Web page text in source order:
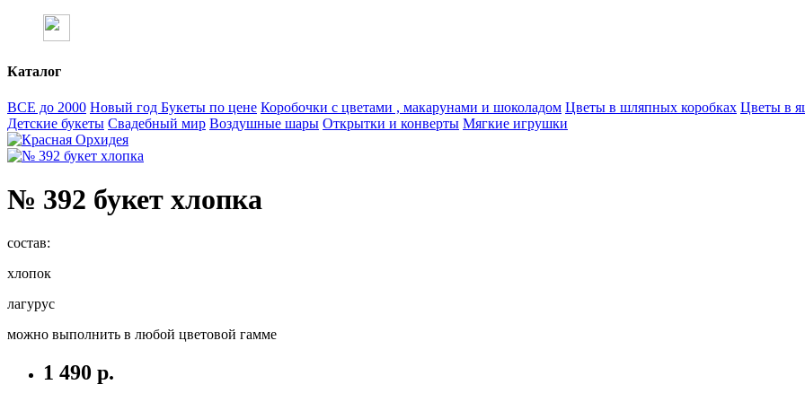
Каталог
ВСЕ до 2000 Новый год Букеты по цене Коробочки с цветами , макарунами и шоколадом Цветы в шляпных коробках Цветы в
Детские букеты Свадебный мир Воздушные шары Открытки и конверты Мягкие игрушки
№ 392 букет хлопка
состав:
хлопок
лагурус
можно выполнить в любой цветовой гамме
1 490 р.